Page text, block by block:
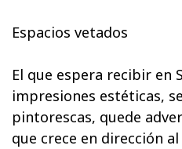
Espacios vetados
El que espera recibir en
impresiones estéticas,
pintorescas, quede
que crece en dirección